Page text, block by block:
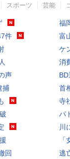
スポーツ 芸能
件
声
捕
回
福
富
ケ
消
首
寺
パ
川
逃